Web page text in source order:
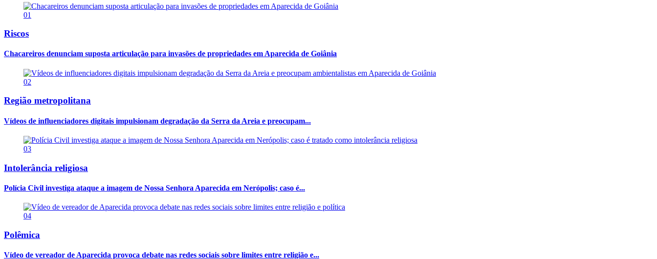
01
Riscos
Chacareiros denunciam suposta articulação para invasões de propriedades em Aparecida de Goiânia
02
Região metropolitana
Vídeos de influenciadores digitais impulsionam degradação da Serra da Areia e preocupam...
03
Intolerância religiosa
Polícia Civil investiga ataque a imagem de Nossa Senhora Aparecida em Nerópolis; caso é...
04
Polêmica
Vídeo de vereador de Aparecida provoca debate nas redes sociais sobre limites entre religião e...